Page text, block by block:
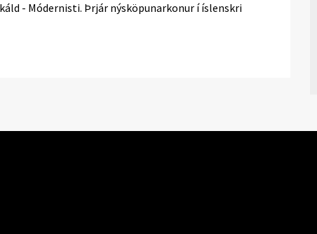
- Módernisti. Þrjár nýsköpunarkonur í íslenskri